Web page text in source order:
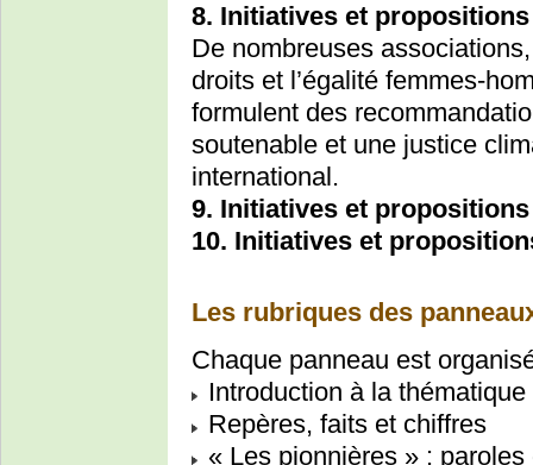
8. Initiatives et
De nombreuses
droits et l’égalité femmes-
formulent des
soutenable et une justice
international.
9. Initiatives et
10. Initiatives et
Les rubriques des
Chaque panneau est
Introduction à la thématique
Repères, faits et chiffres
« Les pionnières » :